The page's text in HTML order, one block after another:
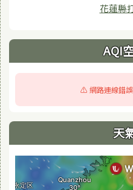
花蓮縣
AQI
⚠️ 網路連線錯
天